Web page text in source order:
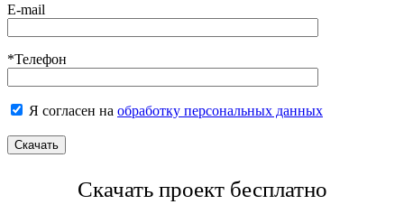
E-mail
*Телефон
Я согласен на обработку персональных данных
Скачать проект бесплатно